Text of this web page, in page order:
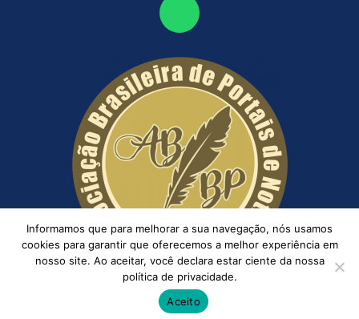
Informamos que para melhorar a sua navegação, nós usamos
cookies para garantir que oferecemos a melhor experiência em
nosso site. Ao aceitar, você declara estar ciente da nossa
política de privacidade.
Aceito